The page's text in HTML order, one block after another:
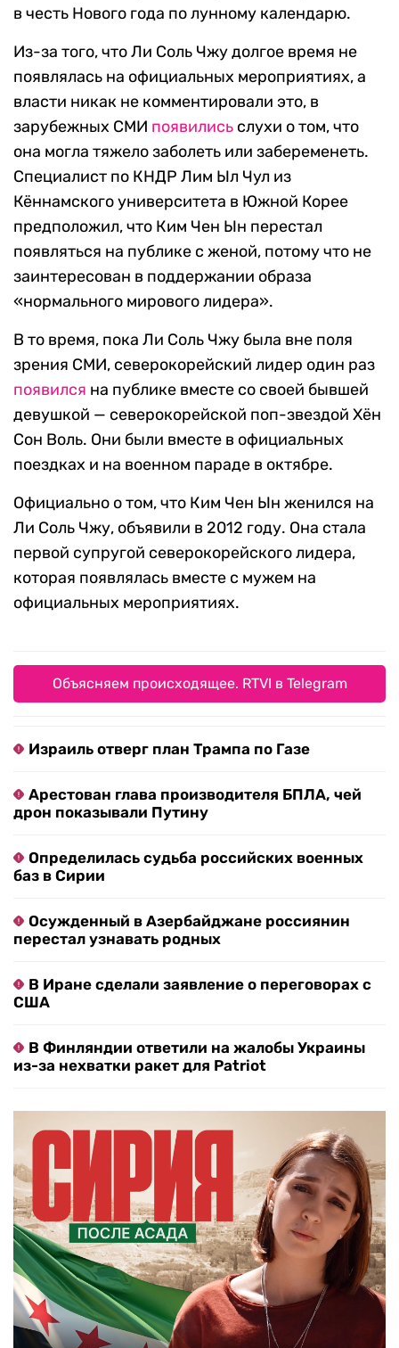
в честь Нового года по лунному календарю.
Из-за того, что Ли Соль Чжу долгое время не
появлялась на официальных мероприятиях, а
власти никак не комментировали это, в
зарубежных СМИ появились слухи о том, что
она могла тяжело заболеть или забеременеть.
Специалист по КНДР Лим Ыл Чул из
Кённамского университета в Южной Корее
предположил, что Ким Чен Ын перестал
появляться на публике с женой, потому что не
заинтересован в поддержании образа
«нормального мирового лидера».
В то время, пока Ли Соль Чжу была вне поля
зрения СМИ, северокорейский лидер один раз
появился на публике вместе со своей бывшей
девушкой — северокорейской поп-звездой Хён
Сон Воль. Они были вместе в официальных
поездках и на военном параде в октябре.
Официально о том, что Ким Чен Ын женился на
Ли Соль Чжу, объявили в 2012 году. Она стала
первой супругой северокорейского лидера,
которая появлялась вместе с мужем на
официальных мероприятиях.
Объясняем происходящее. RTVI в Telegram
Израиль отверг план Трампа по Газе
Арестован глава производителя БПЛА, чей
дрон показывали Путину
Определилась судьба российских военных
баз в Сирии
Осужденный в Азербайджане россиянин
перестал узнавать родных
В Иране сделали заявление о переговорах с
США
В Финляндии ответили на жалобы Украины
из-за нехватки ракет для Patriot